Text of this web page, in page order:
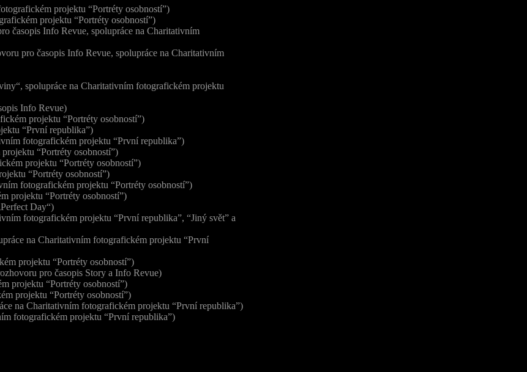
projektu “Portréty osobností”)
projektu “Portréty osobností”)
časopis Info Revue, spolupráce na Charitativním
pro časopis Info Revue, spolupráce na Charitativním
spolupráce na Charitativním fotografickém projektu
Info Revue)
projektu “Portréty osobností”)
“První republika”)
fotografickém projektu “První republika”)
“Portréty osobností”)
projektu “Portréty osobností”)
“Portréty osobností”)
fotografickém projektu “Portréty osobností”)
projektu “Portréty osobností”)
Day“)
fotografickém projektu “První republika”, “Jiný svět” a
na Charitativním fotografickém projektu “První
projektu “Portréty osobností”)
pro časopis Story a Info Revue)
projektu “Portréty osobností”)
projektu “Portréty osobností”)
na Charitativním fotografickém projektu “První republika”)
fotografickém projektu “První republika”)